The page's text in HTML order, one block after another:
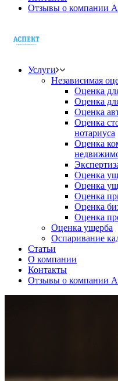
Отзывы о компании
Услуги
Независимая
Оценка
Оценка
Оценка
Оценка
нотариуса
Оценка
Оценка
Оценка
Оценка
Оценка
Оценка
Оценка ущерба
Оспаривание
Статьи
О компании
Контакты
Отзывы о компании